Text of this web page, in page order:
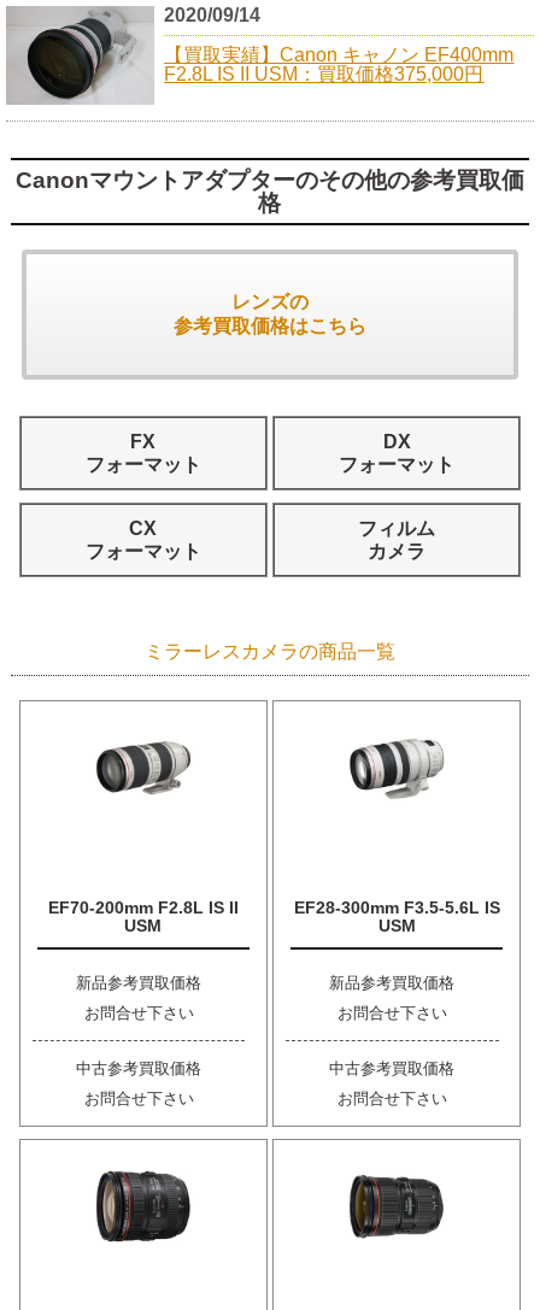
2020/09/14
【買取実績】Canon キャノン EF400mm
F2.8L IS II USM：買取価格375,000円
Canonマウントアダプターのその他の参考買取価
格
レンズの
参考買取価格はこちら
FX
フォーマット
DX
フォーマット
CX
フォーマット
フィルム
カメラ
ミラーレスカメラの商品一覧
EF70-200mm F2.8L IS II
USM
新品参考買取価格
お問合せ下さい
中古参考買取価格
お問合せ下さい
EF28-300mm F3.5-5.6L IS
USM
新品参考買取価格
お問合せ下さい
中古参考買取価格
お問合せ下さい